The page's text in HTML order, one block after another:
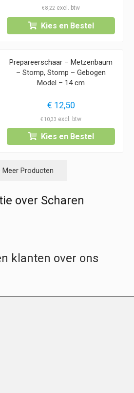
€8,22
Kies en Bestel
Prepareerschaar – Metzenbaum
– Stomp, Stomp – Gebogen
Model – 14 cm
€ 12,50
€ 10,33
Kies en Bestel
Meer Producten
over Scharen
klanten over ons